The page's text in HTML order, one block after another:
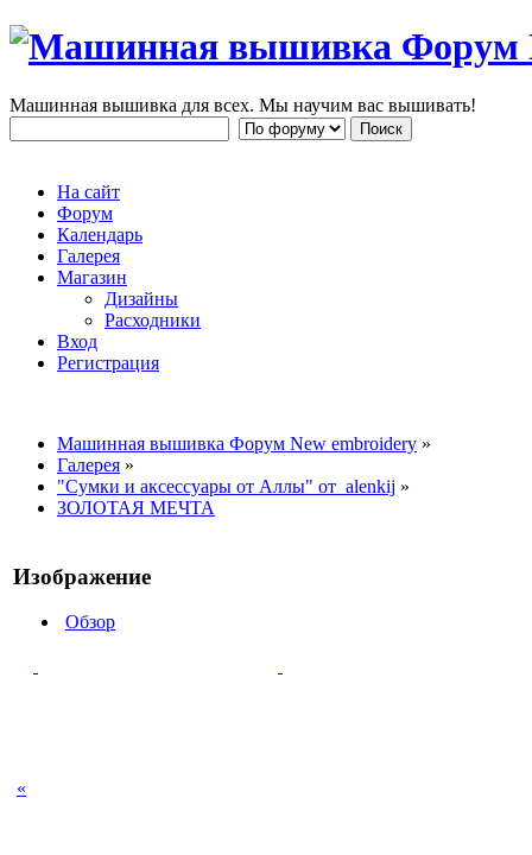
Машинная вышивка для всех. Мы научим вас вышивать!
На сайт
Форум
Календарь
Галерея
Магазин
Дизайны
Расходники
Вход
Регистрация
Машинная вышивка Форум New embroidery »
Галерея »
"Сумки и аксессуары от Аллы" от alenkij »
ЗОЛОТАЯ МЕЧТА
Изображение
Обзор
«